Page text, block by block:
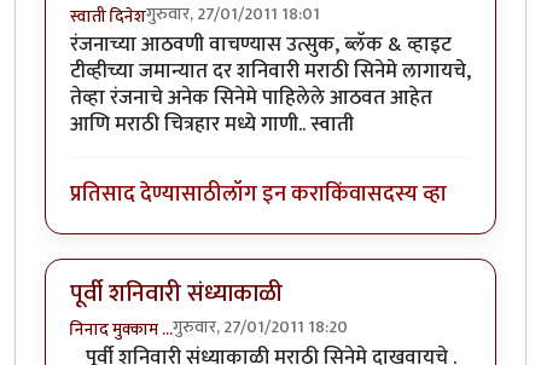
स्वाती दिनेशगुरुवार, 27/01/2011 18:01
रंजनाच्या आठवणी वाचण्यास उत्सुक, ब्लॅक & व्हाइट
टीव्हीच्या जमान्यात दर शनिवारी मराठी सिनेमे लागायचे,
तेव्हा रंजनाचे अनेक सिनेमे पाहिलेले आठवत आहेत
आणि मराठी चित्रहार मध्ये गाणी.. स्वाती
प्रतिसाद देण्यासाठीलॉग इन कराकिंवासदस्य व्हा
पूर्वी शनिवारी संध्याकाळी
निनाद मुक्काम …गुरुवार, 27/01/2011 18:20
पूर्वी शनिवारी संध्याकाळी मराठी सिनेमे दाखवायचे .